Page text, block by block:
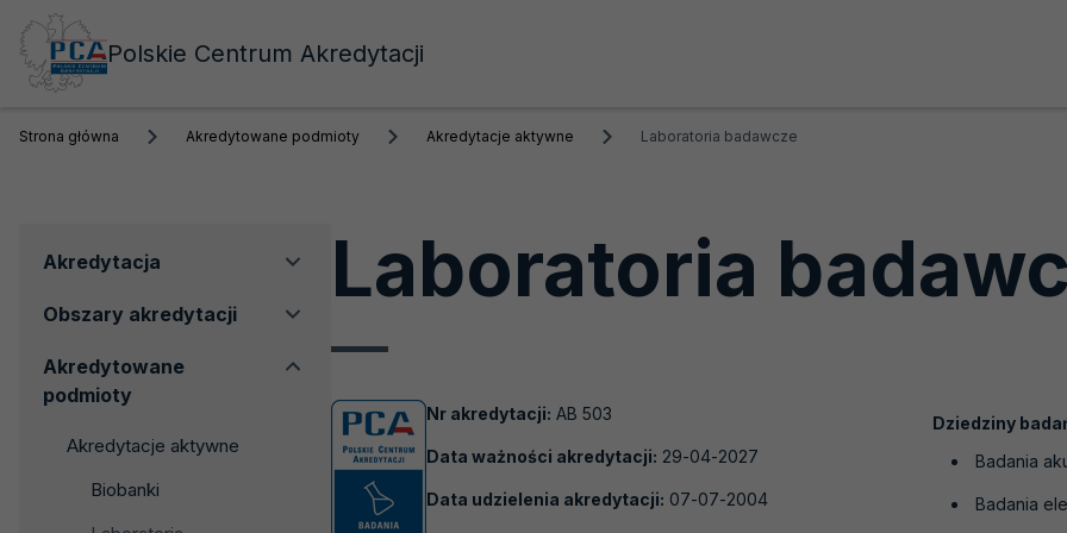
Polskie Centrum Akredytacji
Strona główna Akredytowane podmioty Akredytacje aktywne Laboratoria badawcze
Menu
Akredytacja
Obszary akredytacji
Akredytowane
podmioty
Akredytacje aktywne
Biobanki
Laboratoria
Nr akredytacji: AB 503
Data ważności akredytacji: 29-04-2027
Data udzielenia akredytacji: 07-07-2004
Dziedziny
Badania
Badania